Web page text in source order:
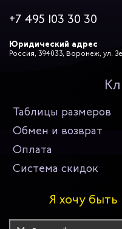
+7 495 103 30 30
Юридический адрес
Россия, 394033, Воронеж, ул.
Таблицы размеров
Обмен и возврат
Оплата
Система скидок
Я хочу быть